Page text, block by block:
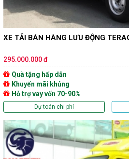
XE TẢI BÁN HÀNG LƯU ĐỘNG
295.000.000 đ
Quà tặng hấp dẫn
Khuyến mãi khủng
Hỗ trợ vay vốn 70-90%
Dự toán chi phí